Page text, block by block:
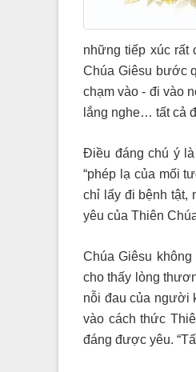
những tiếp xúc
Chúa Giêsu bước
chạm vào - đi vào
lắng nghe… tất cả
Điều đáng chú ý
“phép lạ của mối
chỉ lấy đi bệnh tật,
yêu của Thiên
Chúa Giêsu
cho thấy lòng
nỗi đau của người
vào cách thức
đáng được yêu.